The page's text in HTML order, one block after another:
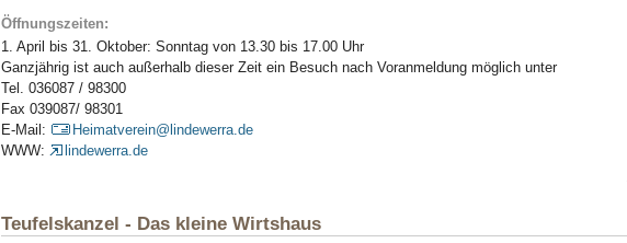
Öffnungszeiten:
1. April bis 31. Oktober: Sonntag von 13.30 bis 17.00 Uhr
Ganzjährig ist auch außerhalb dieser Zeit ein Besuch nach Voranmeldung möglich unter
Tel. 036087 / 98300
Fax 039087/ 98301
E-Mail:
Heimatverein@lindewerra.de
WWW:
lindewerra.de
Teufelskanzel - Das kleine Wirtshaus